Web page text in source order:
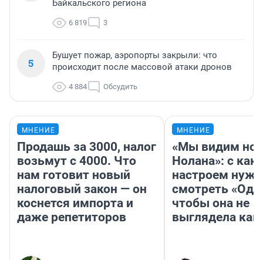
Байкальского региона
6 819 3
5
Бушует пожар, аэропорты закрыли: что
происходит после массовой атаки дронов
4 884 Обсудить
МНЕНИЕ
Продашь за 3000, налог
возьмут с 4000. Что
нам готовит новый
налоговый закон — он
коснется импорта и
даже репетиторов
МНЕНИЕ
«Мы видим
Нолана»: с
настроем
смотреть
чтобы она не
выглядела как